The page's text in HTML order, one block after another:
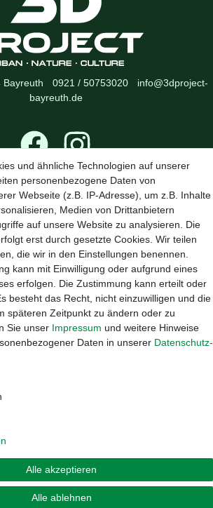
Bayreuth 0921 / 50753020· info@3dproject-
bayreuth.de
·Daten­schutz­erklärung·AGB·
Vertrag widerrufen
und ähnliche Technologien auf unserer
personenbezogene Daten von
Webseite (z.B. IP-Adresse), um z.B. Inhalte
Medien von Drittanbietern
auf unsere Website zu analysieren. Die
erst durch gesetzte Cookies. Wir teilen
die wir in den Einstellungen benennen.
kann mit Einwilligung oder aufgrund eines
erfolgen. Die Zustimmung kann erteilt oder
besteht das Recht, nicht einzuwilligen und die
späteren Zeitpunkt zu ändern oder zu
Sie unser Impressum und weitere Hinweise
Daten in unserer Daten­schutz­
Alle akzeptieren
Alle ablehnen